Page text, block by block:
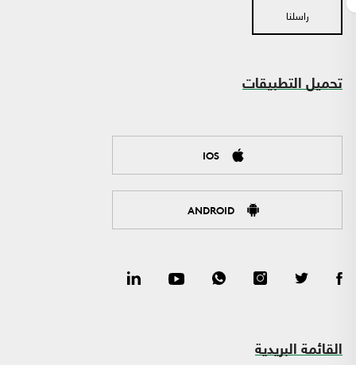
راسلنا
تحميل التطبيقات
IOS
ANDROID
القائمة البريدية